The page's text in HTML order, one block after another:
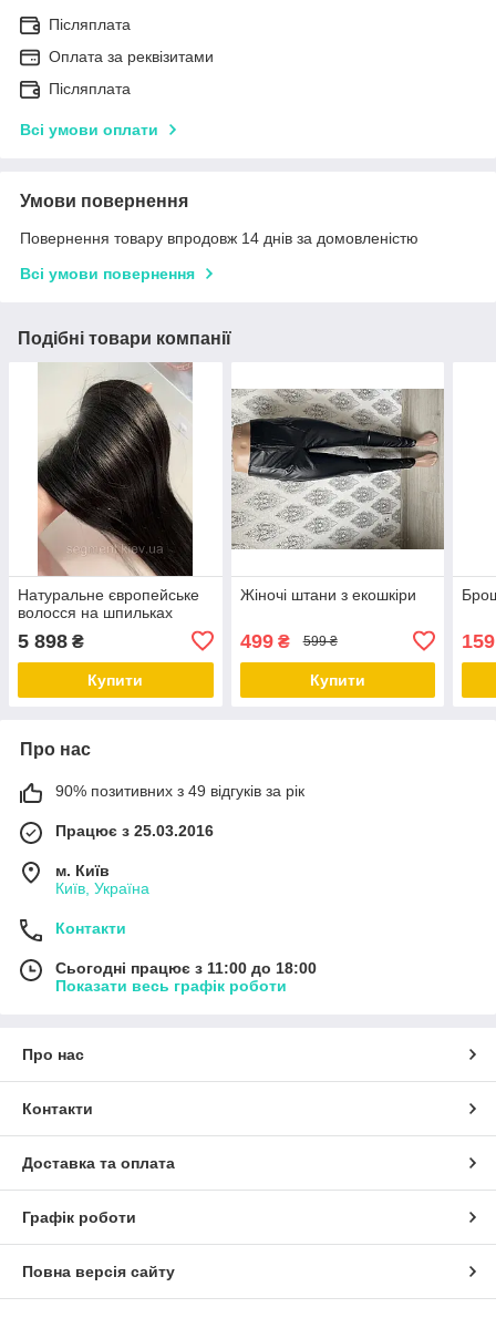
Післяплата
Оплата за реквізитами
Післяплата
Всі умови оплати
Умови повернення
Повернення товару впродовж 14 днів за домовленістю
Всі умови повернення
Подібні товари компанії
Натуральне європейське
волосся на шпильках
5 898 ₴
Купити
Жіночі штани з екошкіри
499₴ 599 ₴
Купити
159
Про нас
90% позитивних з 49 відгуків за рік
Працює з 25.03.2016
м. Київ
Київ, Україна
Контакти
Сьогодні працює з 11:00 до 18:00
Показати весь графік роботи
Про нас
Контакти
Доставка та оплата
Графік роботи
Повна версія сайту